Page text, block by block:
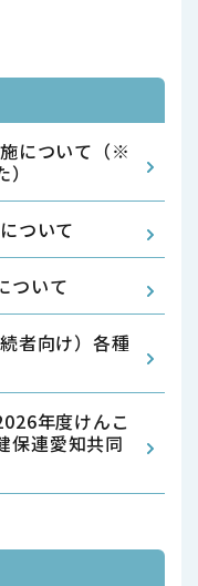
について（※
ついて
ついて
者向け）各種
年度けんこ
保連愛知共同